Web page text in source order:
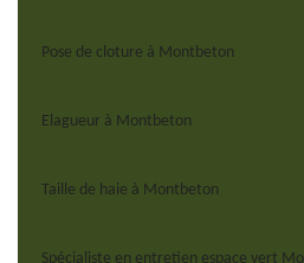
Pose de cloture à Montbeton
Elagueur à Montbeton
Taille de haie à Montbeton
Spécialiste en entretien espace vert